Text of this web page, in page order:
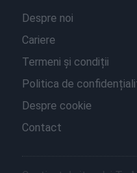
Despre noi
Cariere
Termeni și condiții
Politica de
Despre cookie
Contact